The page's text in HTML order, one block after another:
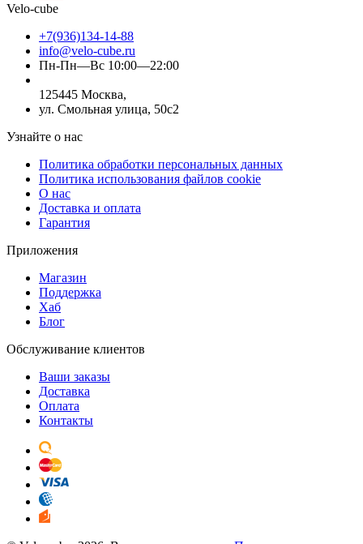
Velo-cube
+7(936)134-14-88
info@velo-cube.ru
Пн-Пн—Вс 10:00—22:00
125445 Москва,
ул. Смольная улица, 50с2
Узнайте о нас
Политика обработки персональных данных
Политика использования файлов cookie
О нас
Доставка и оплата
Гарантия
Приложения
Магазин
Поддержка
Хаб
Блог
Обслуживание клиентов
Ваши заказы
Доставка
Оплата
Контакты